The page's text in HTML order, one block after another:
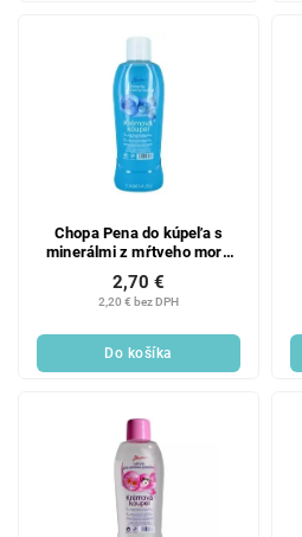
Chopa Pena do kúpeľa s
minerálmi z mŕtveho mora
2,20 € bez DPH
2,70 €
Do košíka